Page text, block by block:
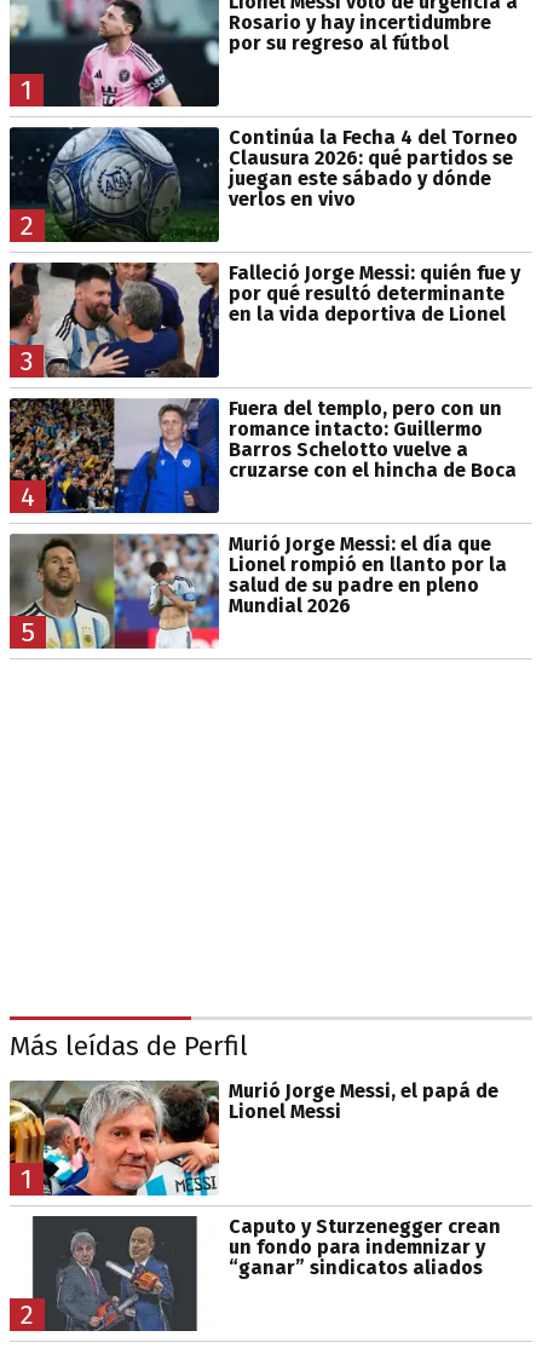
1
Rosario y hay incertidumbre
por su regreso al fútbol
2
Continúa la Fecha 4 del Torneo
Clausura 2026: qué partidos se
juegan este sábado y dónde
verlos en vivo
3
Falleció Jorge Messi: quién fue y
por qué resultó determinante
en la vida deportiva de Lionel
4
Fuera del templo, pero con un
romance intacto: Guillermo
Barros Schelotto vuelve a
cruzarse con el hincha de Boca
5
Murió Jorge Messi: el día que
Lionel rompió en llanto por la
salud de su padre en pleno
Mundial 2026
Más leídas de Perfil
1
Murió Jorge Messi, el papá de
Lionel Messi
2
Caputo y Sturzenegger crean
un fondo para indemnizar y
“ganar” sindicatos aliados